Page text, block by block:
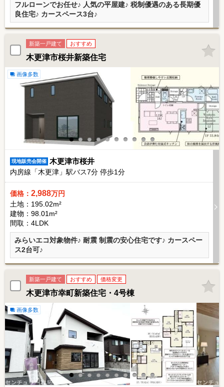
フルローンでお任せ♪ 人気の平屋建♪ 税制優遇のある長期優
良住宅♪ カースペース3台♪
新築一戸建て おすすめ
木更津市桜井新築住宅
画像多数
現地販売会開催 木更津市桜井
内房線「木更津」駅バス7分 停歩1分
価格： 2,988万円
土地：195.02m²
建物：98.01m²
間取：4LDK
みらいエコ対象物件♪ 耐震 制震の安心住宅です♪ カースペー
ス2台可♪
新築一戸建て おすすめ 価格変更
木更津市幸町新築住宅・4号棟
画像多数